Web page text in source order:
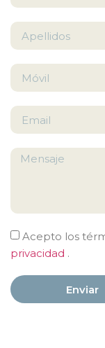
Acepto los
privacidad .
Enviar